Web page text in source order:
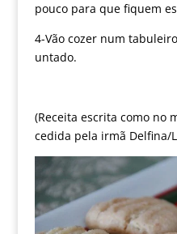
pouco para que fiquem
4-Vão cozer num
untado.
(Receita escrita como no
cedida pela irmã Delfina/